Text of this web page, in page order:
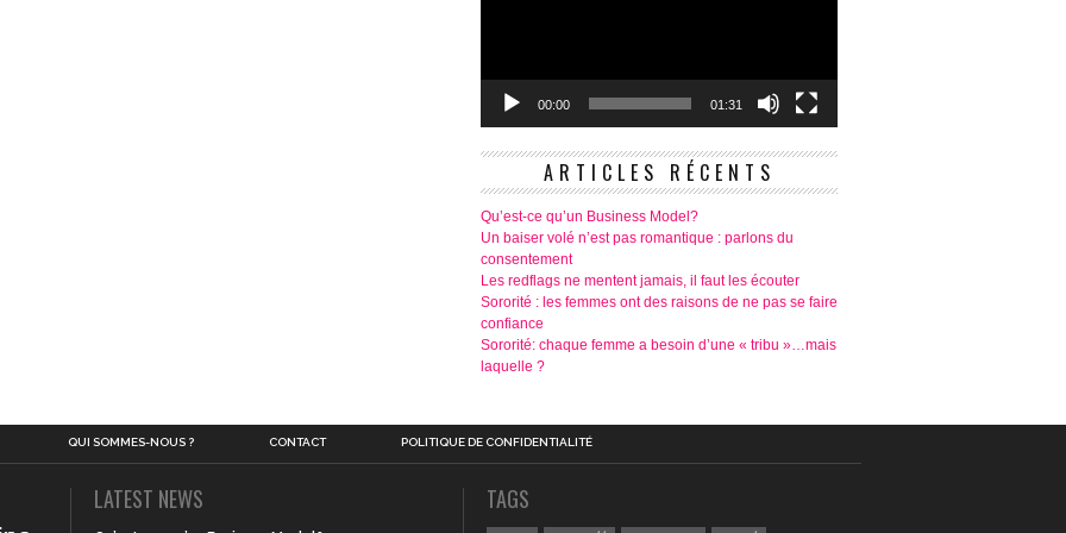
00:00 01:31
ARTICLES RÉCENTS
Qu’est-ce qu’un Business Model?
Un baiser volé n’est pas romantique : parlons du
consentement
Les redflags ne mentent jamais, il faut les écouter
Sororité : les femmes ont des raisons de ne pas se faire
confiance
Sororité: chaque femme a besoin d’une « tribu »…mais
laquelle ?
QUI SOMMES-NOUS ? CONTACT POLITIQUE DE CONFIDENTIALITÉ
LATEST NEWS TAGS